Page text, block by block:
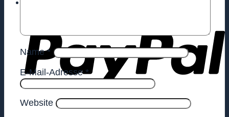
Name*
E-Mail-Adresse*
Website